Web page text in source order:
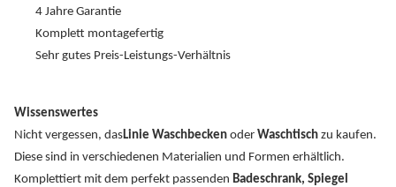
4 Jahre Garantie
Komplett montagefertig
Sehr gutes Preis-Leistungs-Verhältnis
Wissenswertes
Nicht vergessen, dasLinie Waschbecken oder Waschtisch zu kaufen.
Diese sind in verschiedenen Materialien und Formen erhältlich.
Komplettiert mit dem perfekt passenden Badeschrank, Spiegel